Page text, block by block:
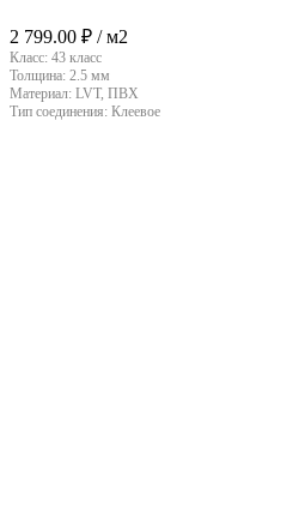
2 799.00 ₽ / м2
Класс: 43 класс
Толщина: 2.5 мм
Материал: LVT, ПВХ
Тип соединения: Клеевое